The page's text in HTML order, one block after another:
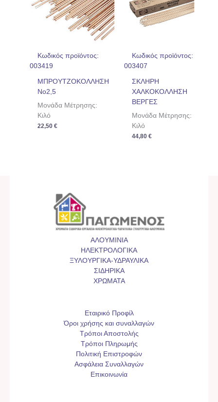
Κωδικός προϊόντος:
003419
ΜΠΡΟΥΤΖΟΚΟΛΛΗΣΗ
No2,5
Μονάδα Μέτρησης:
Κιλό
22,50€
Κωδικός προϊόντος:
003407
ΣΚΛΗΡΗ
ΧΑΛΚΟΚΟΛΛΗΣΗ
ΒΕΡΓΕΣ
Μονάδα Μέτρησης:
Κιλό
44,80 €
ΑΛΟΥΜΙΝΙΑ
ΗΛΕΚΤΡΟΛΟΓΙΚΑ
ΞΥΛΟΥΡΓΙΚΑ-ΥΔΡΑΥΛΙΚΑ
ΣΙΔΗΡΙΚΑ
ΧΡΩΜΑΤΑ
Εταιρικό Προφίλ
Όροι χρήσης και συναλλαγών
Τρόποι Αποστολής
Τρόποι Πληρωμής
Πολιτική Επιστροφών
Ασφάλεια Συναλλαγών
Επικοινωνία